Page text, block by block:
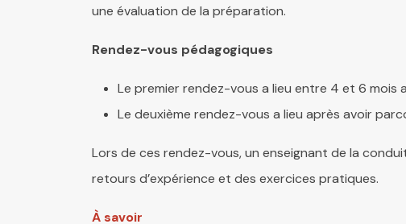
une évaluation de la préparation.
Rendez-vous pédagogiques
Le premier rendez-vous a lieu entre 4 et 6 mois
Le deuxième rendez-vous a lieu après avoir
Lors de ces rendez-vous, un enseignant de la
retours d’expérience et des exercices pratiques.
À savoir